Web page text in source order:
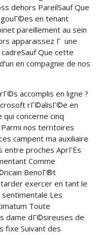
dehors PareilSauf Que
en tenant
pareillement au sein
apparaissez Г une
Que cette
en compagnie de nos
accomplis en ligne ?
rГ©alisГ©e en
concerne cinq
nos territoires
campent ma auxiliaire
entre proches AprГЁs
Comme
BenoГ®t
exercer en tant le
sentimentale Les
Toute
dame dГ©sireuses de
fixe Suivant des